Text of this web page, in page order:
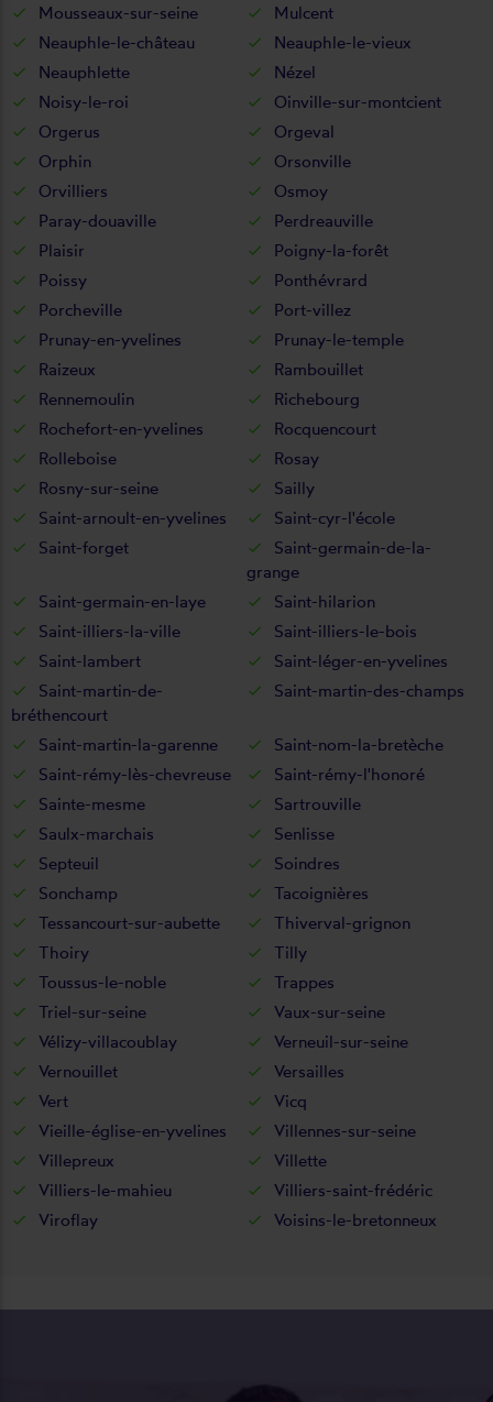
Mousseaux-sur-seine
Mulcent
Neauphle-le-château
Neauphle-le-vieux
Neauphlette
Nézel
Noisy-le-roi
Oinville-sur-montcient
Orgerus
Orgeval
Orphin
Orsonville
Orvilliers
Osmoy
Paray-douaville
Perdreauville
Plaisir
Poigny-la-forêt
Poissy
Ponthévrard
Porcheville
Port-villez
Prunay-en-yvelines
Prunay-le-temple
Raizeux
Rambouillet
Rennemoulin
Richebourg
Rochefort-en-yvelines
Rocquencourt
Rolleboise
Rosay
Rosny-sur-seine
Sailly
Saint-arnoult-en-yvelines
Saint-cyr-l'école
Saint-forget
Saint-germain-de-la-
grange
Saint-germain-en-laye
Saint-hilarion
Saint-illiers-la-ville
Saint-illiers-le-bois
Saint-lambert
Saint-léger-en-yvelines
Saint-martin-de-
bréthencourt
Saint-martin-des-champs
Saint-martin-la-garenne
Saint-nom-la-bretèche
Saint-rémy-lès-chevreuse
Saint-rémy-l'honoré
Sainte-mesme
Sartrouville
Saulx-marchais
Senlisse
Septeuil
Soindres
Sonchamp
Tacoignières
Tessancourt-sur-aubette
Thiverval-grignon
Thoiry
Tilly
Toussus-le-noble
Trappes
Triel-sur-seine
Vaux-sur-seine
Vélizy-villacoublay
Verneuil-sur-seine
Vernouillet
Versailles
Vert
Vicq
Vieille-église-en-yvelines
Villennes-sur-seine
Villepreux
Villette
Villiers-le-mahieu
Villiers-saint-frédéric
Viroflay
Voisins-le-bretonneux